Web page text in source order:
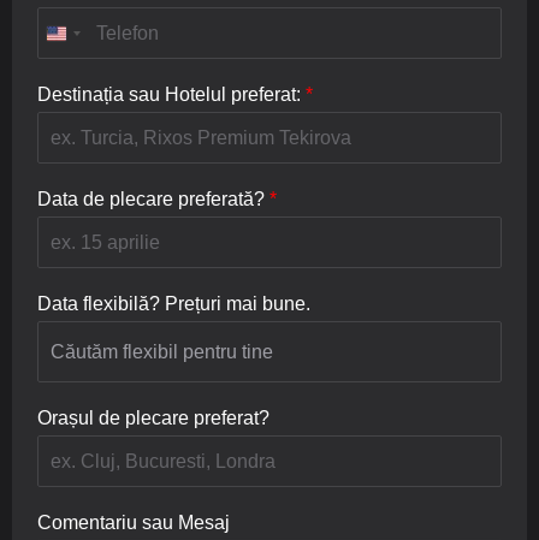
r
n
u
m
a
l
*
l
e
f
n
Destinația sau Hotelul preferat: *
Data de plecare preferată? *
Data flexibilă? Prețuri mai bune.
Orașul de plecare preferat?
Comentariu sau Mesaj